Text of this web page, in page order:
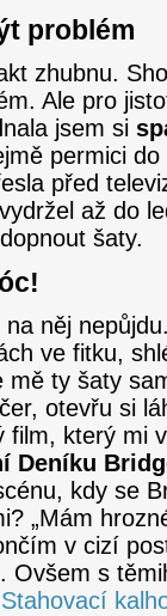
problém
zhubnu.
Ale pro
jsem si
permici
před
až do
šaty.
něj
ve fitku,
mě ty šaty
otevřu si
který mi
Deníku
kdy se
„Mám
v cizí
Ovšem s
Stahovací